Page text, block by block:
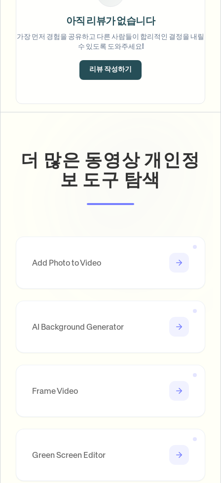
아직 리뷰가 없습니다
가장 먼저 경험을 공유하고 다른 사람들이 합리적인 결정을 내릴
수 있도록 도와주세요!
리뷰 작성하기
더 많은 동영상 개인정
보 도구 탐색
Add Photo to Video
AI Background Generator
Frame Video
Green Screen Editor